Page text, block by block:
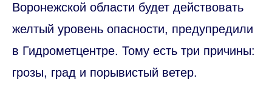
Воронежской области будет действовать
желтый уровень опасности, предупредили
в Гидрометцентре. Тому есть три причины:
грозы, град и порывистый ветер.